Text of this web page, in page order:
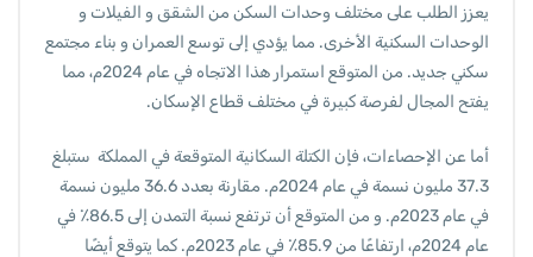
يعزز الطلب على مختلف وحدات السكن من الشقق و الفيلات و
الوحدات السكنية الأخرى. مما يؤدي إلى توسع العمران و بناء مجتمع
سكني جديد. من المتوقع استمرار هذا الاتجاه في عام 2024م، مما
يفتح المجال لفرصة كبيرة في مختلف قطاع الإسكان.
أما عن الإحصاءات، فإن الكتلة السكانية المتوقعة في المملكة ستبلغ
37.3 مليون نسمة في عام 2024م. مقارنة بعدد 36.6 مليون نسمة
في عام 2023م. و من المتوقع أن ترتفع نسبة التمدن إلى 86.5٪ في
عام 2024م، ارتفاعًا من 85.9٪ في عام 2023م. كما يتوقع أيضًا